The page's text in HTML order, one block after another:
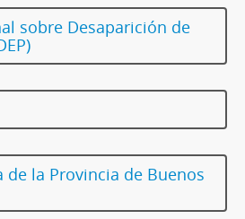
sobre Desaparición de
de la Provincia de Buenos